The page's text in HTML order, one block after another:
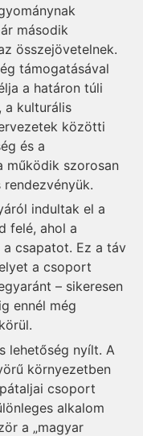
második
összejövetelnek.
támogatásával
a határon túli
a kulturális
közötti
és a
működik szorosan
indultak el a
felé, ahol a
csapatot. Ez a táv
a csoport
– sikeresen
ennél még
lehetőség nyílt. A
környezetben
csoport
alkalom
a „magyar